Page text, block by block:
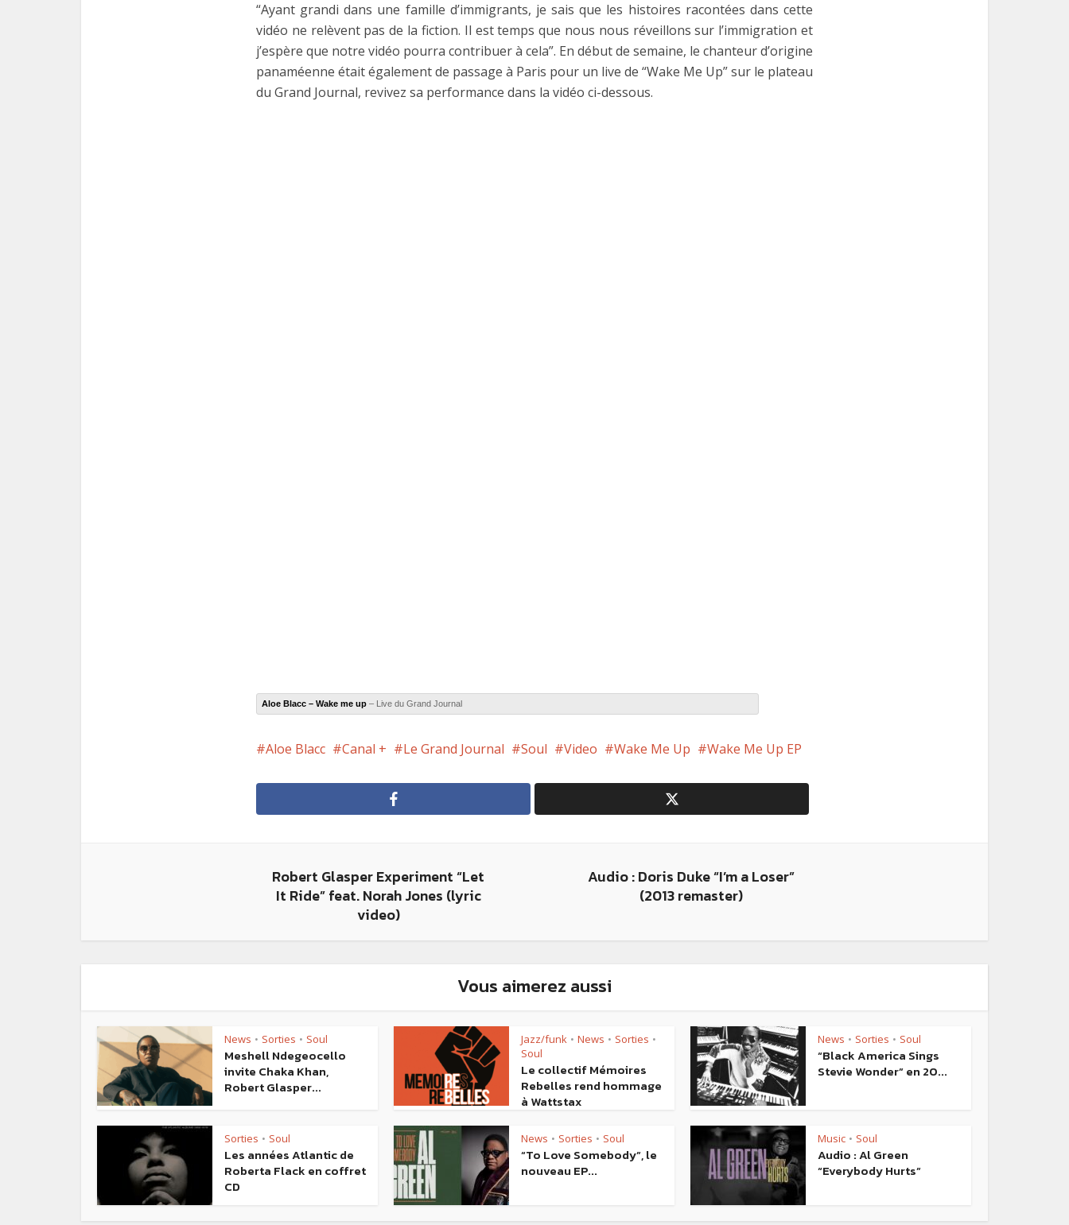
“Ayant grandi dans une famille d’immigrants, je sais que les histoires racontées dans cette
vidéo ne relèvent pas de la fiction. Il est temps que nous nous réveillons sur l’immigration et
j’espère que notre vidéo pourra contribuer à cela”. En début de semaine, le chanteur d’origine
panaméenne était également de passage à Paris pour un live de “Wake Me Up” sur le plateau
du Grand Journal, revivez sa performance dans la vidéo ci-dessous.
Aloe Blacc – Wake me up – Live du Grand Journal
Aloe Blacc Canal + Le Grand Journal Soul Video Wake Me Up Wake Me Up EP
Robert Glasper Experiment “Let
It Ride” feat. Norah Jones (lyric
video)
Audio : Doris Duke “I’m a Loser”
(2013 remaster)
Vous aimerez aussi
News • Sorties • Soul
Meshell Ndegeocello
invite Chaka Khan,
Robert Glasper...
Jazz/funk • News • Sorties •
Soul
Le collectif Mémoires
Rebelles rend hommage
à Wattstax
News • Sorties • Soul
“Black America Sings
Stevie Wonder” en 20...
Sorties • Soul
Les années Atlantic de
Roberta Flack en coffret
CD
News • Sorties • Soul
“To Love Somebody”, le
nouveau EP...
Music • Soul
Audio : Al Green
“Everybody Hurts”